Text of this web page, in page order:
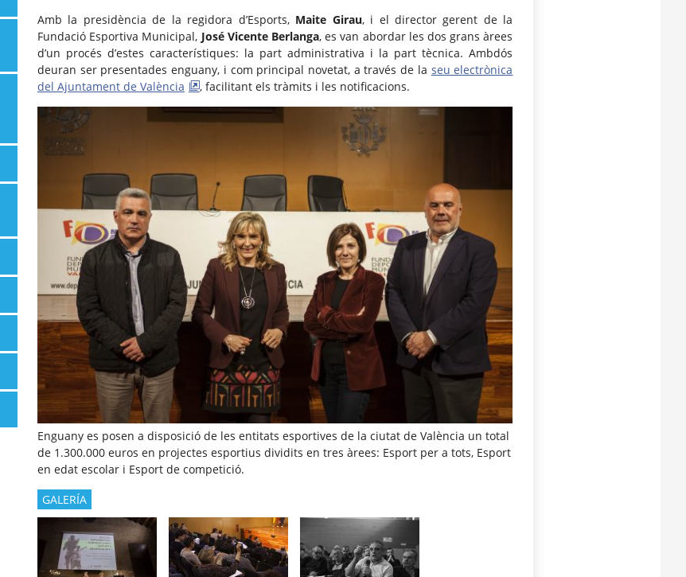
Amb la presidència de la regidora d’Esports, Maite Girau, i el director gerent de la
Fundació Esportiva Municipal, José Vicente Berlanga, es van abordar les dos grans àrees
d’un procés d’estes característiques: la part administrativa i la part tècnica. Ambdós
deuran ser presentades enguany, i com principal novetat, a través de la seu electrònica
del Ajuntament de València
, facilitant els tràmits i les notificacions.
Enguany es posen a disposició de les entitats esportives de la ciutat de València un total
de 1.300.000 euros en projectes esportius dividits en tres àrees: Esport per a tots, Esport
en edat escolar i Esport de competició.